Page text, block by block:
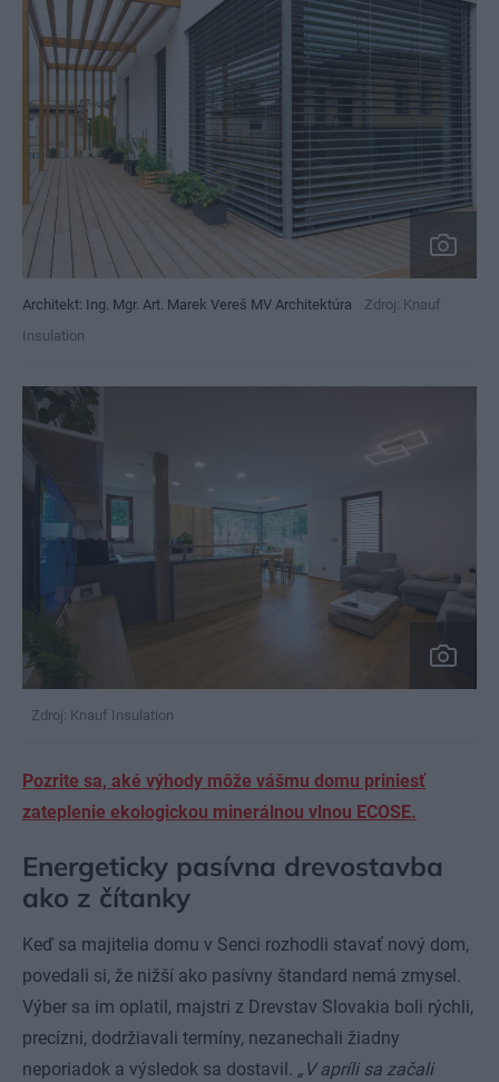
Architekt: Ing. Mgr. Art. Marek Vereš MV Architektúra
Zdroj: Knauf
Insulation
Zdroj: Knauf Insulation
Pozrite sa, aké výhody môže vášmu domu priniesť
zateplenie ekologickou minerálnou vlnou ECOSE.
Energeticky pasívna drevostavba
ako z čítanky
Keď sa majitelia domu v Senci rozhodli stavať nový dom,
povedali si, že nižší ako pasívny štandard nemá zmysel.
Výber sa im oplatil, majstri z Drevstav Slovakia boli rýchli,
precízni, dodržiavali termíny, nezanechali žiadny
neporiadok a výsledok sa dostavil. „V apríli sa začali